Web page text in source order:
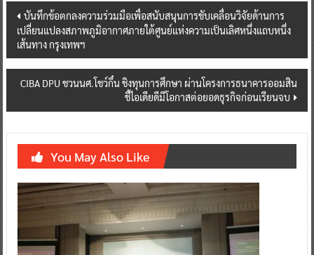
Post
navigation
บันทึกข้อตกลงความร่วมมือเพื่อสนับสนุนการขับเคลื่อนวิจัยด้านการ
เปลี่ยนแปลงสภาพภูมิอากาศภายใต้ศูนย์แห่งความเป็นเลิศหนึ่งแถบหนึ่ง
เส้นทาง กรุงเทพฯ
CIBA DPU ชวนนศ.โชว์กึ๋น ชิงทุนการศึกษา ผ่านโครงการธนาคารออมสิน
ชี้ไอเดียดีมีโอกาสต่อยอดธุรกิจก่อนเรียนจบ
You May Also Like